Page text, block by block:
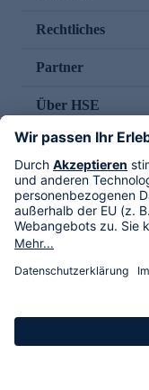
Rechtliches
Partner
Über HSE
Im TV
HSE International